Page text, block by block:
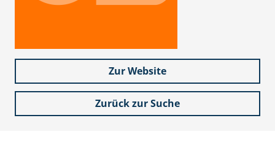
Zur Website
Zurück zur Suche